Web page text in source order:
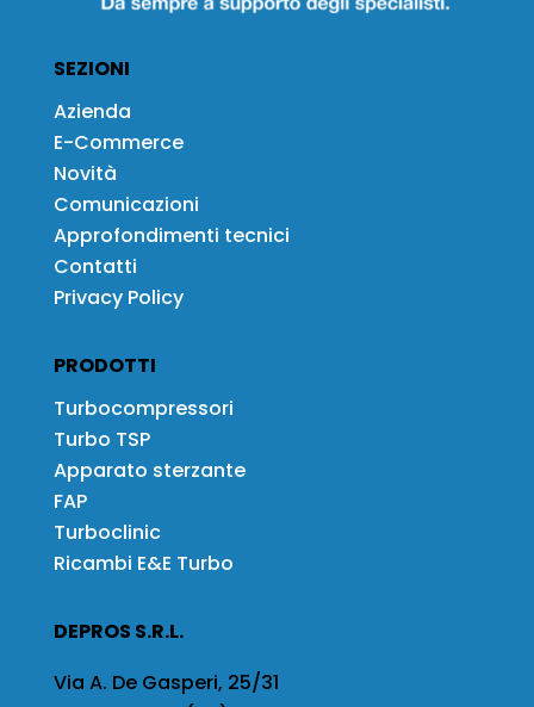
SEZIONI
Azienda
E-Commerce
Novità
Comunicazioni
Approfondimenti tecnici
Contatti
Privacy Policy
PRODOTTI
Turbocompressori
Turbo TSP
Apparato sterzante
FAP
Turboclinic
Ricambi E&E Turbo
DEPROS S.R.L.
Via A. De Gasperi, 25/31